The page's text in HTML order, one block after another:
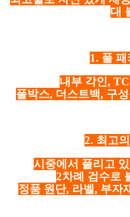
대
1. 풀
내부 각인,
풀박스, 더스트백, 구
2. 최고
시중에서 풀리고
2차례 검수로
정품 원단, 라벨, 부자